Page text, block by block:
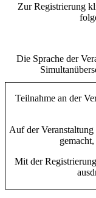
Zur Registrierung
Die Sprache der
Teilnahme an der
Auf der
Mit der